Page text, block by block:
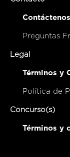
Contáctenos
Preguntas
Legal
Términos y
Política de
Concurso(s)
Términos y